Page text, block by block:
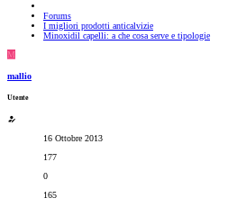
Forums
I migliori prodotti anticalvizie
Minoxidil capelli: a che cosa serve e tipologie
M
mallio
Utente
16 Ottobre 2013
177
0
165